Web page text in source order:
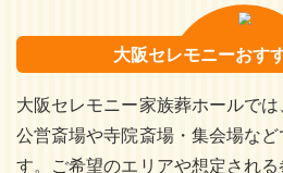
大阪セレモニーおす
大阪セレモニー家族葬ホールでは
公営斎場や寺院斎場・集会場な
す。ご希望のエリアや想定され